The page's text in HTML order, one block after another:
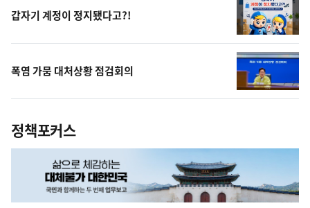
갑자기 계정이 정지됐다고?!
폭염 가뭄 대처상황 점검회의
정책포커스